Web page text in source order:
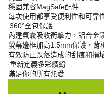
穩固兼容MagSafe配件
每次使用都享受便利性和可靠
‧360°全包保護
內建氣囊吸收衝擊力，鋁合金
螢幕邊框加高1.5mm保護，背
有效防止跌落造成的刮痕和損
‧重新定義多彩繽紛
滿足你的所有熱愛